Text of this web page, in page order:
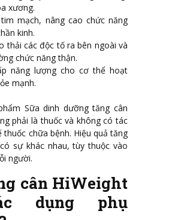
xương.
mạch, nâng cao chức năng
kinh.
thải các độc tố ra bên ngoài và
chức năng thận.
năng lượng cho cơ thể hoạt
mạnh.
Sữa dinh dưỡng tăng cân
phải là thuốc và không có tác
thuốc chữa bệnh. Hiệu quả tăng
sự khác nhau, tùy thuộc vào
người.
cân HiWeight
dụng phụ